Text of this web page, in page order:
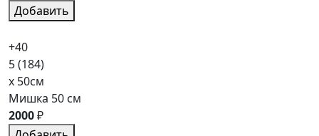
Добавить
+40
5(184)
x 50см
Мишка 50 см
2000₽